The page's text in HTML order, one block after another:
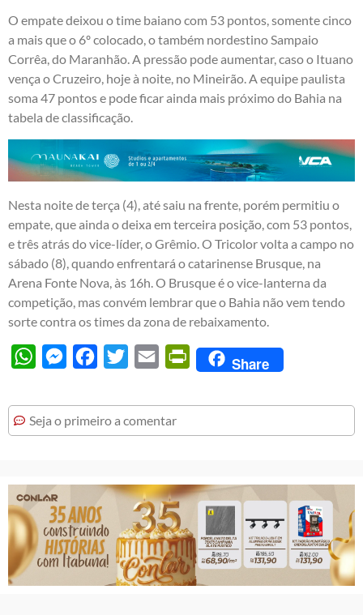
O empate deixou o time baiano com 53 pontos, somente cinco
a mais que o 6º colocado, o também nordestino Sampaio
Corrêa, do Maranhão. A pressão pode aumentar, caso o Ituano
vença o Cruzeiro, hoje à noite, no Mineirão. A equipe paulista
soma 47 pontos e pode ficar ainda mais próximo do Bahia na
tabela de classificação.
Nesta noite de terça (4), até saiu na frente, porém permitiu o
empate, que ainda o deixa em terceira posição, com 53 pontos,
e três atrás do vice-líder, o Grêmio. O Tricolor volta a campo no
sábado (8), quando enfrentará o catarinense Brusque, na
Arena Fonte Nova, às 16h. O Brusque é o vice-lanterna da
competição, mas convém lembrar que o Bahia não vem tendo
sorte contra os times da zona de rebaixamento.
WhatsAppMessengerFacebook
Twitter Email PrintFriendly
Share
Seja o primeiro a comentar